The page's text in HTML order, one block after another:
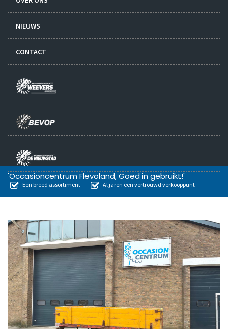
NIEUWS
CONTACT
'Occasioncentrum Flevoland, Goed in gebruikt!'
Een breed assortiment Al jaren een vertrouwd verkooppunt